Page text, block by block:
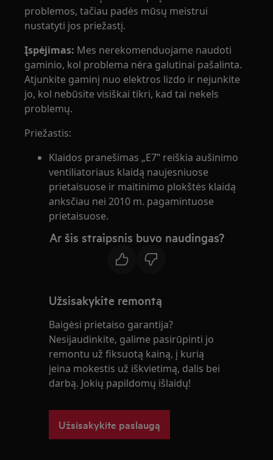
problemos, tačiau padės mūsų meistrui
nustatyti jos priežastį.
Įspėjimas: Mes nerekomenduojame naudoti
gaminio, kol problema nėra galutinai pašalinta.
Atjunkite gaminį nuo elektros lizdo ir nejunkite
jo, kol nebūsite visiškai tikri, kad tai nekels
problemų.
Priežastis:
Klaidos pranešimas „E7‟ reiškia aušinimo
ventiliatoriaus klaidą naujesniuose
prietaisuose ir maitinimo plokštės klaidą
anksčiau nei 2010 m. pagamintuose
prietaisuose.
Ar šis straipsnis buvo naudingas?
Užsisakykite remontą
Baigėsi prietaiso garantija?
Nesijaudinkite, galime pasirūpinti jo
remontu už fiksuotą kainą, į kurią
įeina mokestis už iškvietimą, dalis bei
darbą. Jokių papildomų išlaidų!
Užsisakykite paslaugą